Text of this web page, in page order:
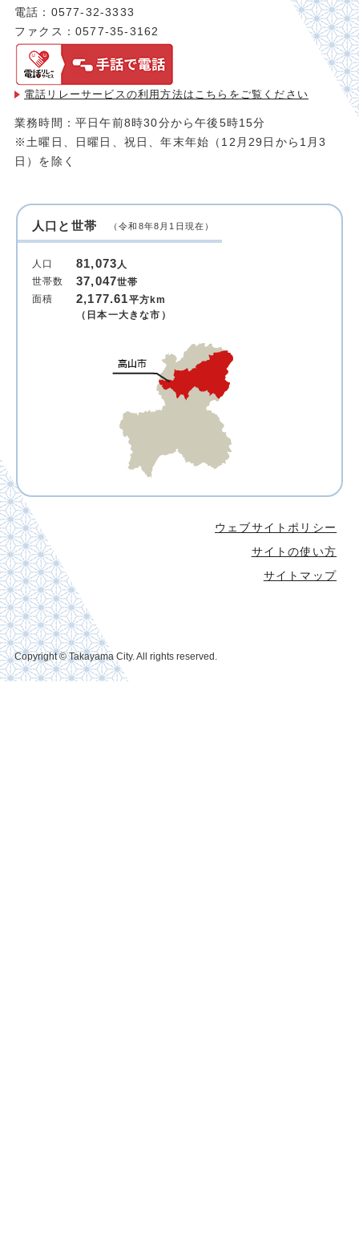
電話：0577-32-3333
ファクス：0577-35-3162
電話リレーサービスの利用方法は こちらをご覧ください
業務時間：平日午前8時30分から午後5時15分
※土曜日、日曜日、祝日、年末年始（12月29日から1月3
日）を除く
人口と世帯 （令和8年8月1日現在）
人口 81,073人
世帯数
37,047世帯
面積
2,177.61平方km
（日本一大きな市）
ウェブサイトポリシー
サイトの使い方
サイトマップ
Copyright © Takayama City. All rights reserved.